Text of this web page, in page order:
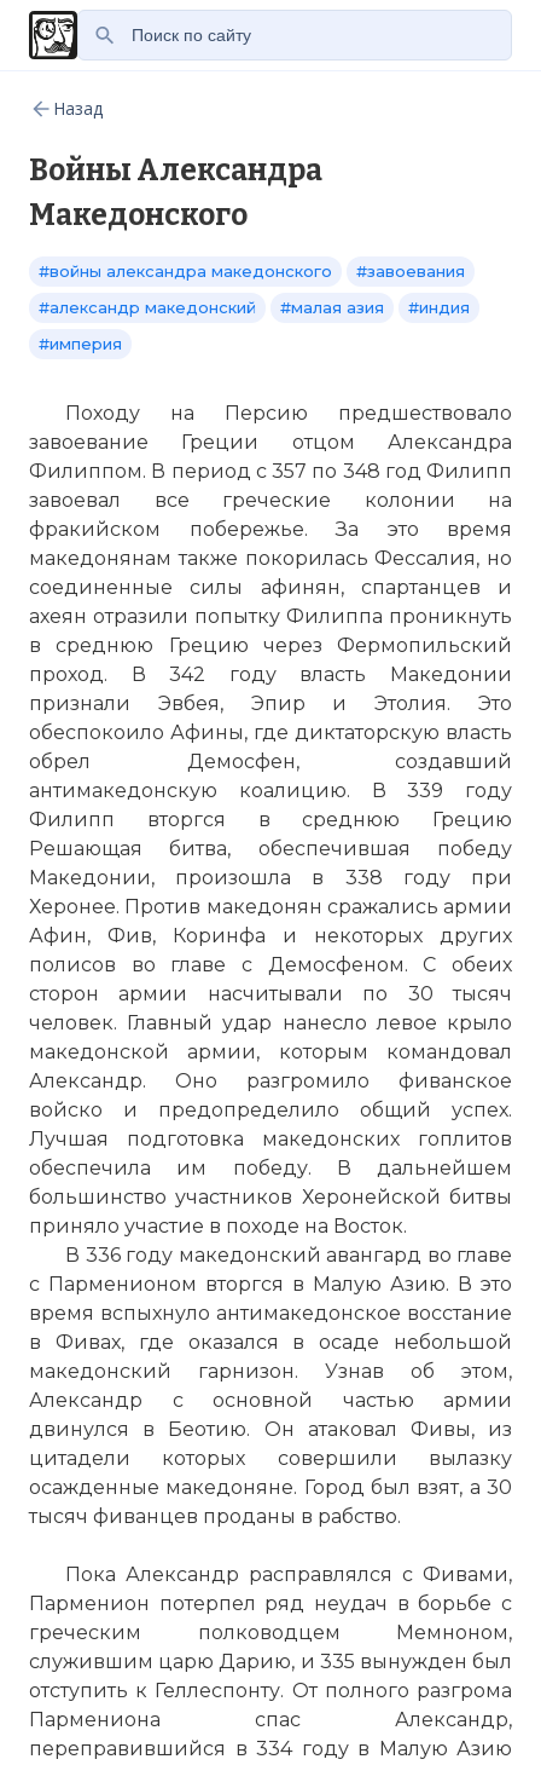
Назад
Войны Александра
Македонского
#войны александра македонского
#завоевания
#александр македонский
#малая азия
#индия
#империя
Походу на Персию предшествовало
завоевание Греции отцом Александра
Филиппом. В период с 357 по 348 год Филипп
завоевал все греческие колонии на
фракийском побережье. За это время
македонянам также покорилась Фессалия, но
соединенные силы афинян, спартанцев и
ахеян отразили попытку Филиппа проникнуть
в среднюю Грецию через Фермопильский
проход. В 342 году власть Македонии
признали Эвбея, Эпир и Этолия. Это
обеспокоило Афины, где диктаторскую власть
обрел Демосфен, создавший
антимакедонскую коалицию. В 339 году
Филипп вторгся в среднюю Грецию
Решающая битва, обеспечившая победу
Македонии, произошла в 338 году при
Херонее. Против македонян сражались армии
Афин, Фив, Коринфа и некоторых других
полисов во главе с Демосфеном. С обеих
сторон армии насчитывали по 30 тысяч
человек. Главный удар нанесло левое крыло
македонской армии, которым командовал
Александр. Оно разгромило фиванское
войско и предопределило общий успех.
Лучшая подготовка македонских гоплитов
обеспечила им победу. В дальнейшем
большинство участников Херонейской битвы
приняло участие в походе на Восток.
В 336 году македонский авангард во главе
с Парменионом вторгся в Малую Азию. В это
время вспыхнуло антимакедонское восстание
в Фивах, где оказался в осаде небольшой
македонский гарнизон. Узнав об этом,
Александр с основной частью армии
двинулся в Беотию. Он атаковал Фивы, из
цитадели которых совершили вылазку
осажденные македоняне. Город был взят, а 30
тысяч фиванцев проданы в рабство.
Пока Александр расправлялся с Фивами,
Парменион потерпел ряд неудач в борьбе с
греческим полководцем Мемноном,
служившим царю Дарию, и 335 вынужден был
отступить к Геллеспонту. От полного разгрома
Пармениона спас Александр,
переправившийся в 334 году в Малую Азию